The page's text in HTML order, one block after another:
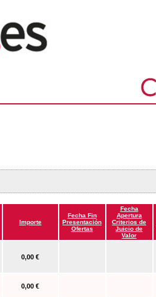
Importe
Fecha Fin
Presentación
Ofertas
Fecha
Apertura
Criterios de
Juicio de
Valor
0,00 €
0,00 €